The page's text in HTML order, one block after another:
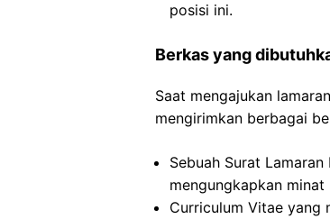
posisi ini.
Berkas yang
Saat mengajukan
mengirimkan berbagai
Sebuah Surat
mengungkapkan
Curriculum Vitae yang